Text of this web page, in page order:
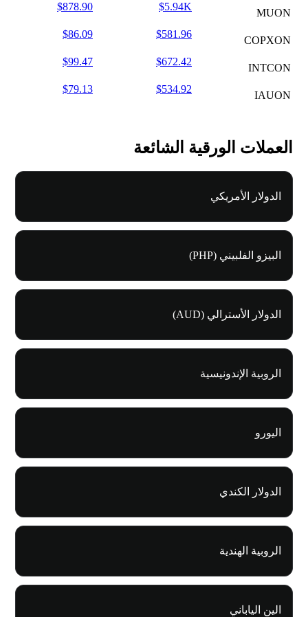
MUON
$5.94K
$878.90
COPXON
$581.96
$86.09
INTCON
$672.42
$99.47
IAUON
$534.92
$79.13
العملات الورقية الشائعة
الدولار الأمريكي
البيزو الفلبيني (PHP)
الدولار الأسترالي (AUD)
الروبية الإندونيسية
اليورو
الدولار الكندي
الروبية الهندية
الين الياباني